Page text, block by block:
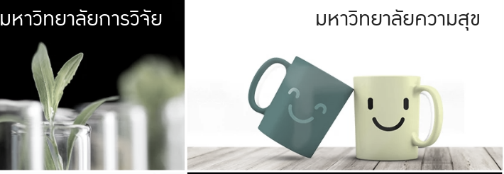
มหาวิทยาลัย
เกษตรศาสตร์ มีพื้นที่เขียวสดใส หนาแน่น
เป็นป่าในเมือง (URBAN FOREST)
เกษตรในเมือง (URBAN AGRICULTURE)
ที่นับรวมกันได้ประมาณ 1,400 ไร่
มหาวิทยาลัยการวิจัย มหาวิทยาลัย
ให้กับประชาชน
มหาวิทยาลัยความสุข